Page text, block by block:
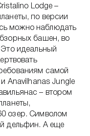
Lodge –
по версии
можно наблюдать
башен, во
идеальный
самой
и Anavilhanas Jungle
– втором
озер. Символом
дельфин. А еще